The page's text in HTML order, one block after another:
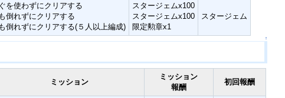
を使わずにクリアする
倒れずにクリアする
倒れずにクリアする(５人以上編成)
スタージェムx100
スタージェムx100
限定勲章x1
スタージェム
↑
ミッション
ミッション
報酬
初回報酬